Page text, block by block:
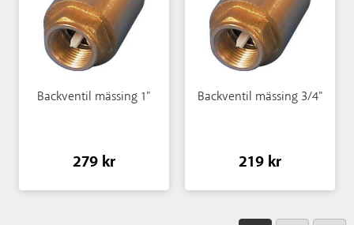
Backventil mässing 1"
279 kr
Backventil mässing 3/4"
219 kr